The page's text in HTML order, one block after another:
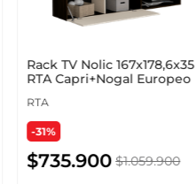
Rack TV Nolic 167x178,6x35
RTA Capri+Nogal Europeo
RTA
-31%
$735.900 $1.059.900